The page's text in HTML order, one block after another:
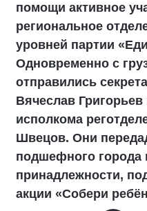
помощи активное
региональное
уровней партии
Одновременно с
отправились
Вячеслав
исполкома
Швецов. Они
подшефного
принадлежности,
акции «Собери